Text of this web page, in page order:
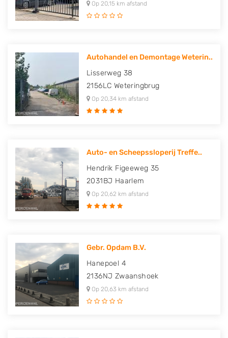
Op 20,15 km afstand
Autohandel en Demontage Weterin..
Lisserweg 38
2156LC Weteringbrug
Op 20,34 km afstand
Auto- en Scheepssloperij Treffe..
Hendrik Figeeweg 35
2031BJ Haarlem
Op 20,62 km afstand
Gebr. Opdam B.V.
Hanepoel 4
2136NJ Zwaanshoek
Op 20,63 km afstand